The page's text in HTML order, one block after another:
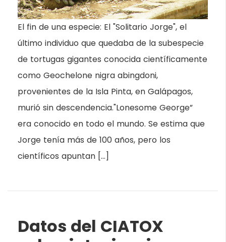
El fin de una especie: El "Solitario Jorge", el
último individuo que quedaba de la subespecie
de tortugas gigantes conocida científicamente
como Geochelone nigra abingdoni,
provenientes de la Isla Pinta, en Galápagos,
murió sin descendencia."Lonesome George”
era conocido en todo el mundo. Se estima que
Jorge tenía más de 100 años, pero los
científicos apuntan […]
Datos del CIATOX